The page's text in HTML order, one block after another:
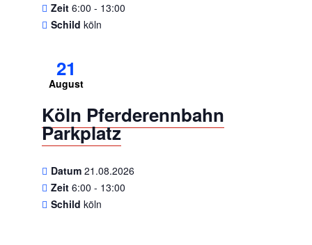
Zeit 6:00 - 13:00
Schild köln
21
August
Köln Pferderennbahn
Parkplatz
Datum 21.08.2026
Zeit 6:00 - 13:00
Schild köln